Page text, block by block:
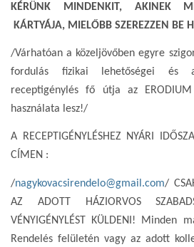
KÉRÜNK MINDENKIT, AKINEK
KÁRTYÁJA, MIELŐBB SZEREZZEN BE
/Várhatóan a közeljövőben egyre
fordulás fizikai lehetőségei és
receptigénylés fő útja az
használata lesz!/
A RECEPTIGÉNYLÉSHEZ NYÁRI
CÍMEN :
/nagykovacsirendelo@gmail.com/
AZ ADOTT HÁZIORVOS
VÉNYIGÉNYLÉST KÜLDENI! Minden
Rendelés felületén vagy az adott